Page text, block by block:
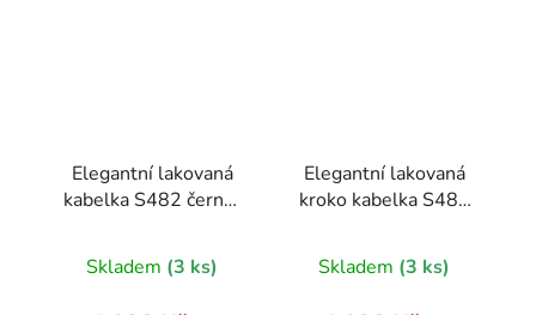
Elegantní lakovaná
kabelka S482 černá-
Skladem (3 ks)
Elegantní lakovaná
kroko kabelka S482
GROSSO
Skladem (3 ks)